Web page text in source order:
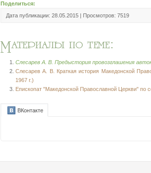
Поделиться:
Дата публикации: 28.05.2015 | Просмотров: 7519
Слесарев А. В. Предыстория провозглашения
Слесарев А. В. Краткая история Македонской
1967 г.)
Епископат "Македонской Православной Церкви" по
ВКонтакте